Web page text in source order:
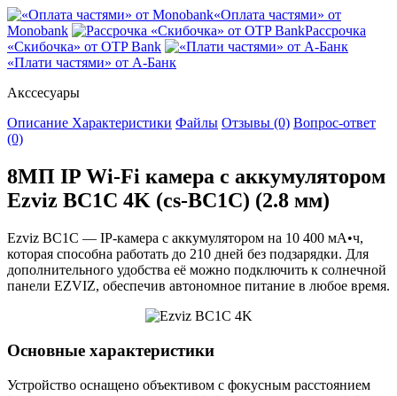
«Оплата частями» от
Monobank
Рассрочка
«Скибочка» от OTP Bank
«Плати частями» от А-Банк
Акссесуары
Описание Характеристики Файлы Отзывы (0) Вопрос-ответ
(0)
8МП IP Wi-Fi камера с аккумулятором
Ezviz BC1C 4K (cs-BC1C) (2.8 мм)
Ezviz BC1C — IP-камера с аккумулятором на 10 400 мА•ч,
которая способна работать до 210 дней без подзарядки. Для
дополнительного удобства её можно подключить к солнечной
панели EZVIZ, обеспечив автономное питание в любое время.
Основные характеристики
Устройство оснащено объективом с фокусным расстоянием